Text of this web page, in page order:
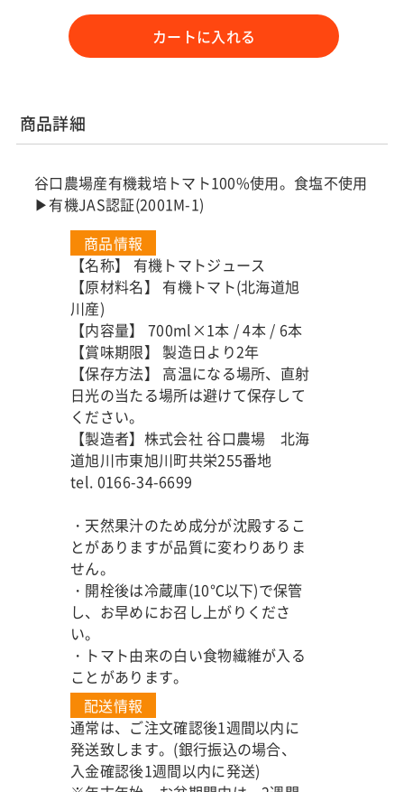
カートに入れる
商品詳細
谷口農場産有機栽培トマト100%使用。食塩不使用
▶有機JAS認証(2001M-1)
商品情報
【名称】 有機トマトジュース
【原材料名】 有機トマト(北海道旭
川産)
【内容量】 700ml×1本 / 4本 / 6本
【賞味期限】 製造日より2年
【保存方法】 高温になる場所、直射
日光の当たる場所は避けて保存して
ください。
【製造者】株式会社 谷口農場 北海
道旭川市東旭川町共栄255番地
tel. 0166-34-6699
・天然果汁のため成分が沈殿するこ
とがありますが品質に変わりありま
せん。
・開栓後は冷蔵庫(10℃以下)で保管
し、お早めにお召し上がりくださ
い。
・トマト由来の白い食物繊維が入る
ことがあります。
配送情報
通常は、ご注文確認後1週間以内に
発送致します。(銀行振込の場合、
入金確認後1週間以内に発送)